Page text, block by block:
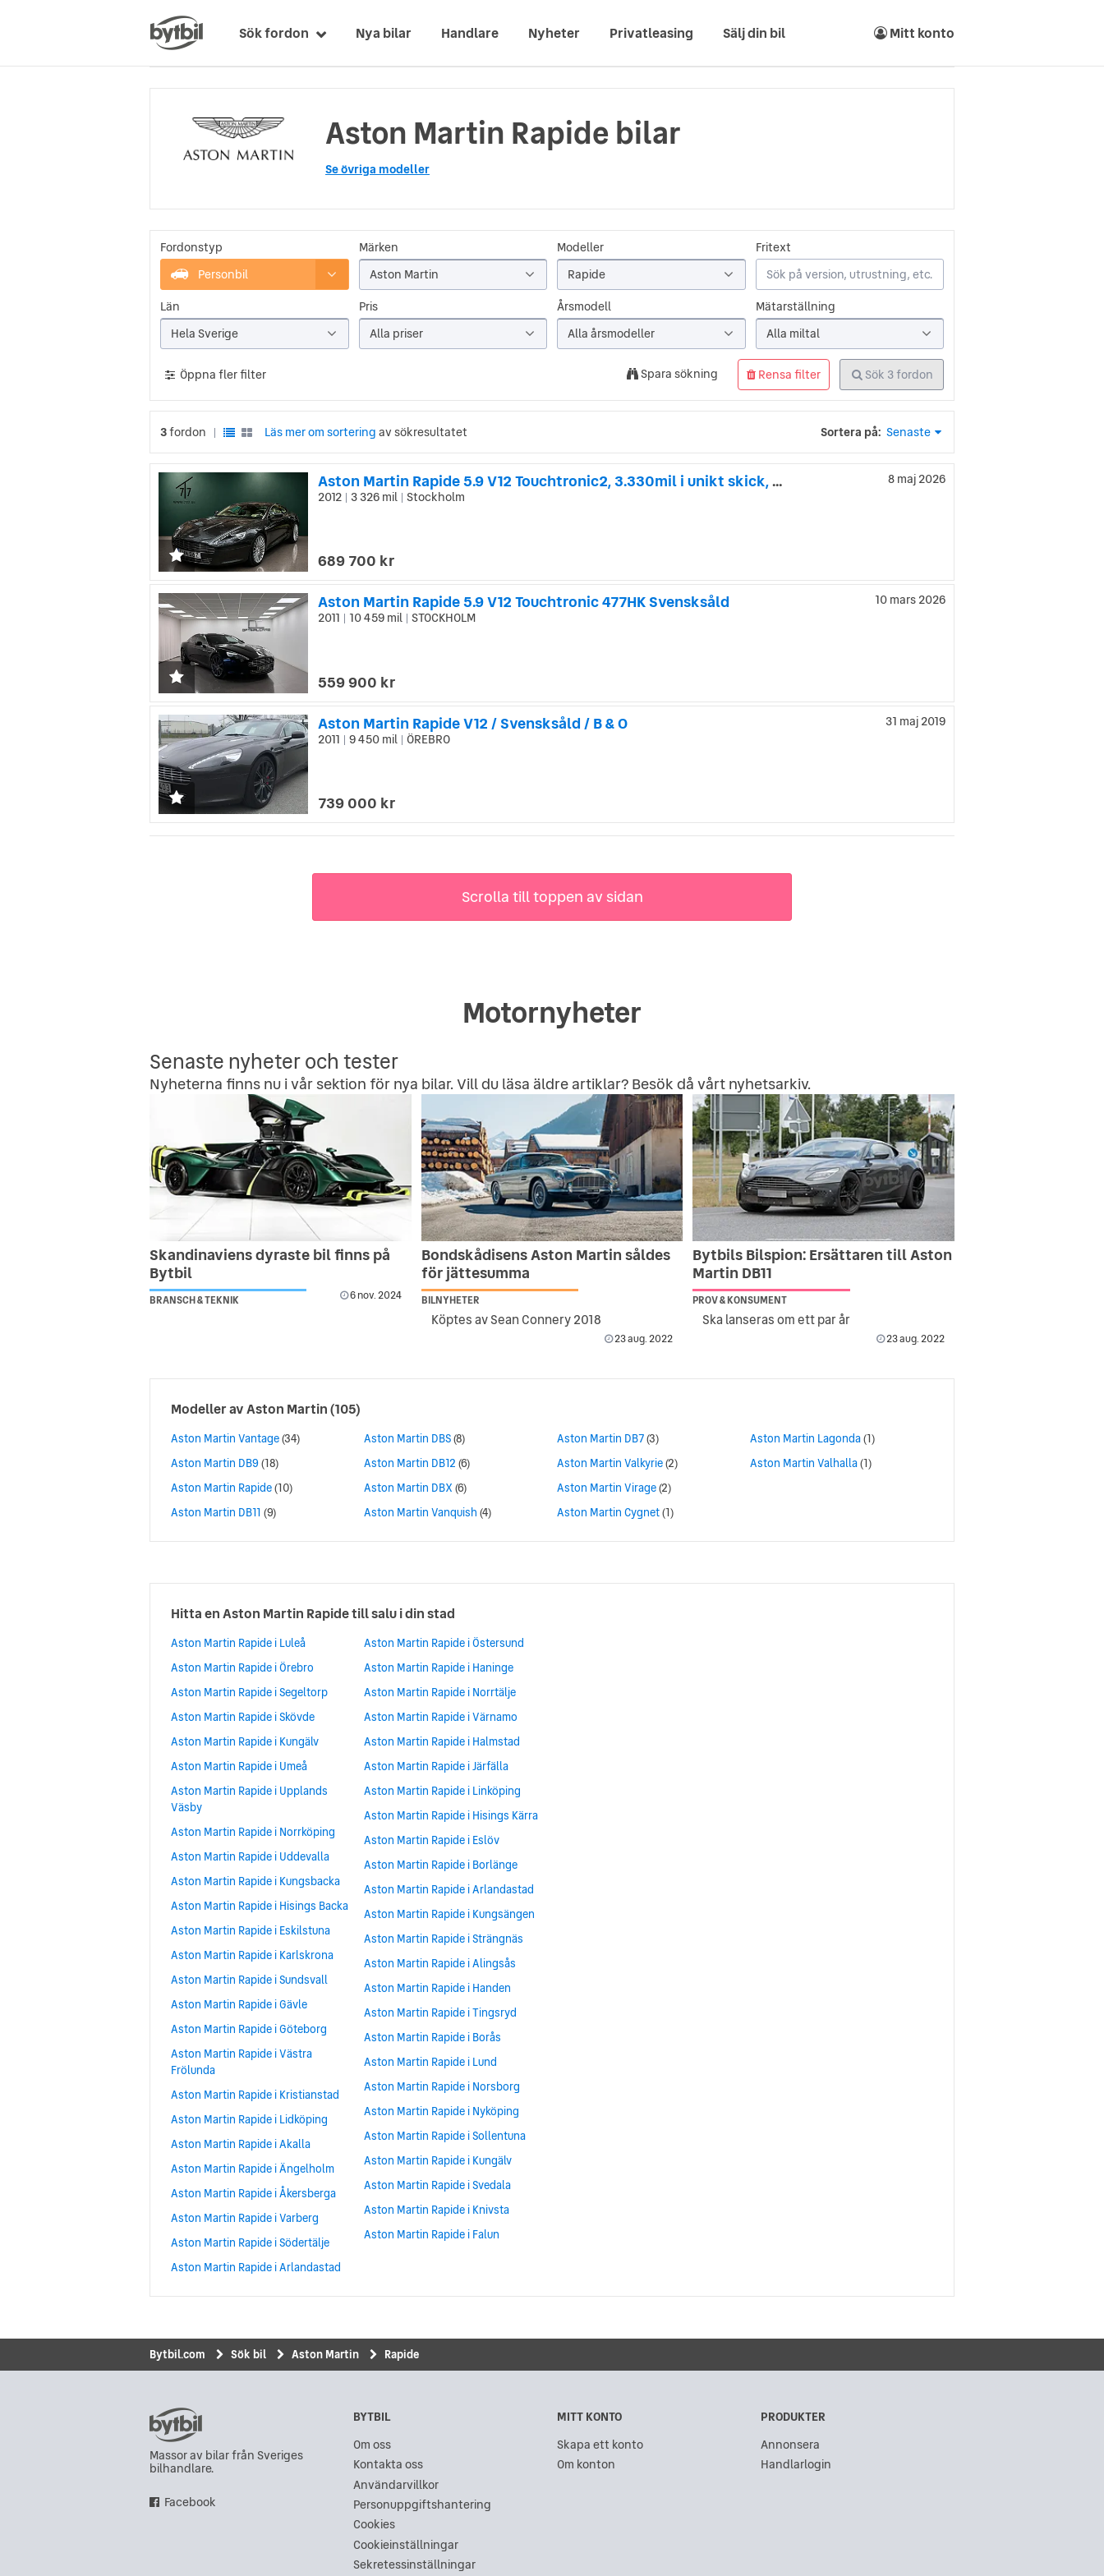
Sök fordon Nya bilar Handlare Nyheter Privatleasing Sälj din bil Mitt konto
Aston Martin Rapide bilar
Se övriga modeller
Fordonstyp
Personbil
Märken
Aston Martin
Modeller
Rapide
Fritext
Län
Hela Sverige
Pris
Alla priser
Årsmodell
Alla årsmodeller
Mätarställning
Alla miltal
Öppna fler filter Spara sökning Rensa filter Sök 3fordon
3fordon Läs mer om sortering av sökresultatet Sortera på: Senaste
Aston Martin Rapide 5.9 V12 Touchtronic2, 3.330mil i unikt skick, Nyservad
2012 3 326 mil Stockholm
8 maj 2026
689 700 kr
Aston Martin Rapide 5.9 V12 Touchtronic 477HK Svensksåld
2011 10 459 mil STOCKHOLM
10 mars 2026
559 900 kr
Aston Martin Rapide V12 / Svensksåld / B & O
2011 9 450 mil ÖREBRO
31 maj 2019
739 000 kr
Scrolla till toppen av sidan
Motornyheter
Senaste nyheter och tester
Nyheterna finns nu i vår sektion för nya bilar. Vill du läsa äldre artiklar? Besök då vårtnyhetsarkiv.
Skandinaviens dyraste bil finns på
Bytbil
BRANSCH & TEKNIK 6 nov. 2024
Bondskådisens Aston Martin såldes
för jättesumma
BILNYHETER
Köptes av Sean Connery 2018
23 aug. 2022
Bytbils Bilspion: Ersättaren till Aston
Martin DB11
PROV & KONSUMENT
Ska lanseras om ett par år
23 aug. 2022
Modeller avAston Martin(105)
Aston Martin Vantage(34)
Aston Martin DB9(18)
Aston Martin Rapide(10)
Aston Martin DB11 (9)
Aston Martin DBS(8)
Aston Martin DB12 (6)
Aston Martin DBX (6)
Aston Martin Vanquish (4)
Aston Martin DB7(3)
Aston Martin Valkyrie(2)
Aston Martin Virage(2)
Aston Martin Cygnet(1)
Aston Martin Lagonda(1)
Aston Martin Valhalla(1)
Hitta en Aston Martin Rapide till salu i din stad
Aston Martin Rapide i Luleå
Aston Martin Rapide i Örebro
Aston Martin Rapide i Segeltorp
Aston Martin Rapide i Skövde
Aston Martin Rapide i Kungälv
Aston Martin Rapide i Umeå
Aston Martin Rapide i Upplands
Väsby
Aston Martin Rapide i Norrköping
Aston Martin Rapide i Uddevalla
Aston Martin Rapide i Kungsbacka
Aston Martin Rapide i Hisings Backa
Aston Martin Rapide i Eskilstuna
Aston Martin Rapide i Karlskrona
Aston Martin Rapide i Sundsvall
Aston Martin Rapide i Gävle
Aston Martin Rapide i Göteborg
Aston Martin Rapide i Västra
Frölunda
Aston Martin Rapide i Kristianstad
Aston Martin Rapide i Lidköping
Aston Martin Rapide i Akalla
Aston Martin Rapide i Ängelholm
Aston Martin Rapide i Åkersberga
Aston Martin Rapide i Varberg
Aston Martin Rapide i Södertälje
Aston Martin Rapide i Arlandastad
Aston Martin Rapide i Östersund
Aston Martin Rapide i Haninge
Aston Martin Rapide i Norrtälje
Aston Martin Rapide i Värnamo
Aston Martin Rapide i Halmstad
Aston Martin Rapide i Järfälla
Aston Martin Rapide i Linköping
Aston Martin Rapide i Hisings Kärra
Aston Martin Rapide i Eslöv
Aston Martin Rapide i Borlänge
Aston Martin Rapide i Arlandastad
Aston Martin Rapide i Kungsängen
Aston Martin Rapide i Strängnäs
Aston Martin Rapide i Alingsås
Aston Martin Rapide i Handen
Aston Martin Rapide i Tingsryd
Aston Martin Rapide i Borås
Aston Martin Rapide i Lund
Aston Martin Rapide i Norsborg
Aston Martin Rapide i Nyköping
Aston Martin Rapide i Sollentuna
Aston Martin Rapide i Kungälv
Aston Martin Rapide i Svedala
Aston Martin Rapide i Knivsta
Aston Martin Rapide i Falun
Bytbil.com Sök bil Aston Martin Rapide
Massor av bilar från Sveriges
bilhandlare.
Facebook
BYTBIL
Om oss
Kontakta oss
Användarvillkor
Personuppgiftshantering
Cookies
Cookieinställningar
Sekretessinställningar
MITT KONTO
Skapa ett konto
Om konton
PRODUKTER
Annonsera
Handlarlogin